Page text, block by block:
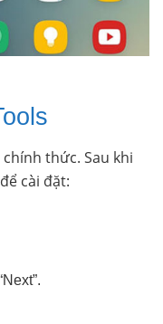
thức. Sau khi
cài đặt: